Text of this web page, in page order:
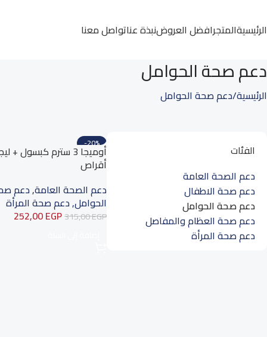
الرئيسيةالمتجرافضل العروضنبذة عناتواصل معنا
دعم صحة الحوامل
الرئيسية دعم صحة الحوامل
الفئات
دعم الصحة العامة
دعم صحة الاطفال
دعم صحة الحوامل
دعم صحة العظام والمفاصل
دعم صحة المرأة
-20% أوميجا 3 سترم كبسول +
أقراص
دعم الصحة العامة,دعم
الحوامل,دعم صحة المرأة
315,00EGP
252,00EGP